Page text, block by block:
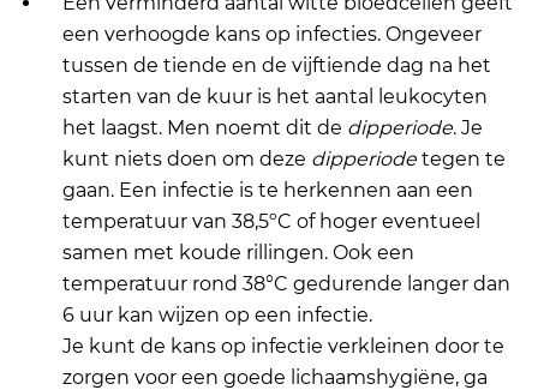
een verhoogde kans op infecties. Ongeveer
tussen de tiende en de vijftiende dag na het
starten van de kuur is het aantal leukocyten
het laagst. Men noemt dit de dipperiode. Je
kunt niets doen om deze dipperiodetegen te
gaan. Een infectie is te herkennen aan een
temperatuur van 38,5ºC of hoger eventueel
samen met koude rillingen. Ook een
temperatuur rond 38°C gedurende langer dan
6 uur kan wijzen op een infectie.
Je kunt de kans op infectie verkleinen door te
zorgen voor een goede lichaamshygiëne, ga